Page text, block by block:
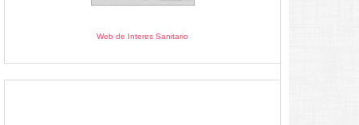
Web de Interes Sanitario